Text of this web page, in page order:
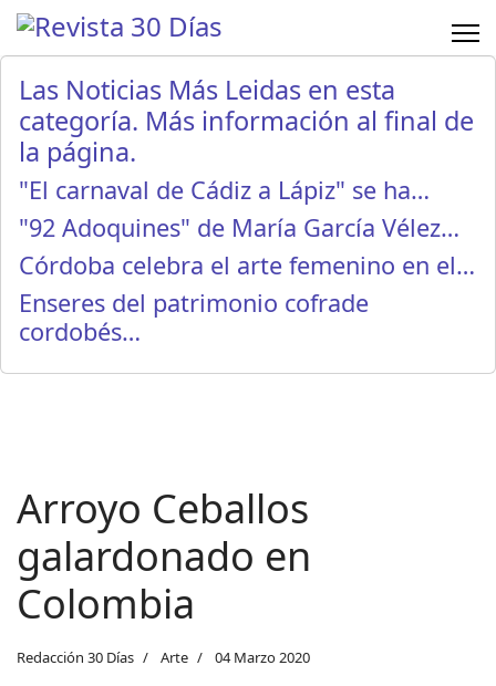
Las Noticias Más Leidas en esta
categoría. Más información al final de
la página.
"El carnaval de Cádiz a Lápiz" se ha…
"92 Adoquines" de María García Vélez…
Córdoba celebra el arte femenino en el…
Enseres del patrimonio cofrade
cordobés…
Arroyo Ceballos
galardonado en
Colombia
Redacción 30 Días Arte 04 Marzo 2020